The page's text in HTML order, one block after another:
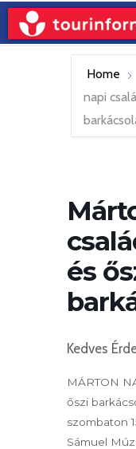
Home
napi
és
Kedves
MÁRTON
őszi
szombaton
Sámuel